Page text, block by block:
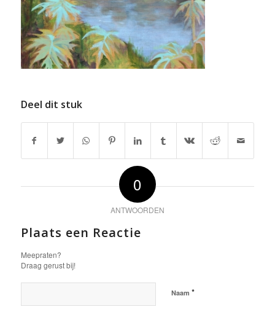
Deel dit stuk
0
ANTWOORDEN
Plaats een Reactie
Meepraten?
Draag gerust bij!
Naam *